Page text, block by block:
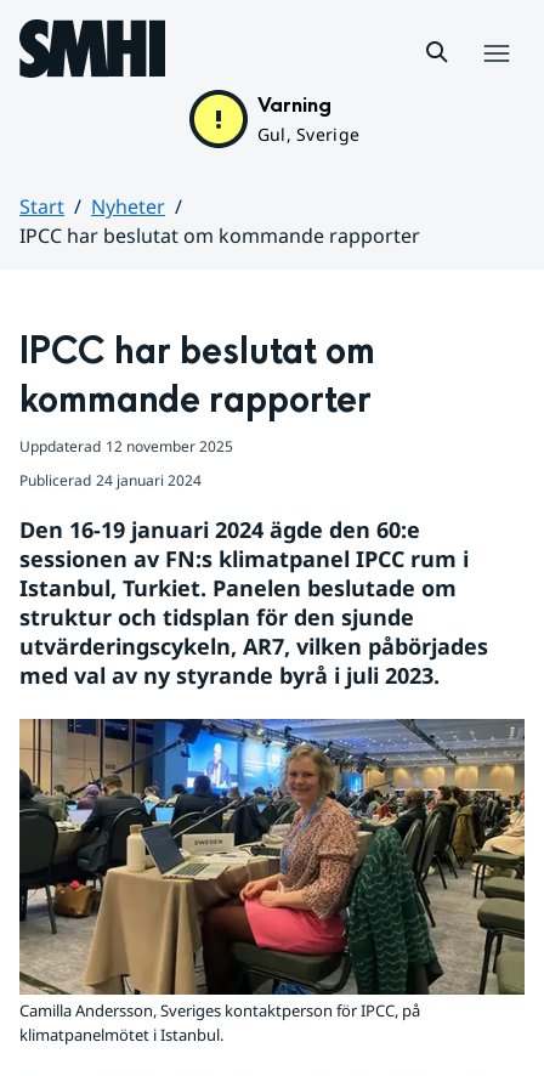
Hoppa till sidans innehåll
Varning
Gul, Sverige
Start
Nyheter
IPCC har beslutat om kommande rapporter
IPCC har beslutat om
kommande rapporter
Uppdaterad 12 november 2025
Publicerad 24 januari 2024
Den 16-19 januari 2024 ägde den 60:e
sessionen av FN:s klimatpanel IPCC rum i
Istanbul, Turkiet. Panelen beslutade om
struktur och tidsplan för den sjunde
utvärderingscykeln, AR7, vilken påbörjades
med val av ny styrande byrå i juli 2023.
Camilla Andersson, Sveriges kontaktperson för IPCC, på
klimatpanelmötet i Istanbul.